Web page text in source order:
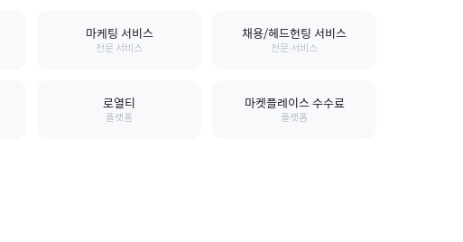
마케팅 서비스
전문 서비스
채용/헤드헌팅 서비스
전문 서비스
로열티
플랫폼
마켓플레이스 수수료
플랫폼